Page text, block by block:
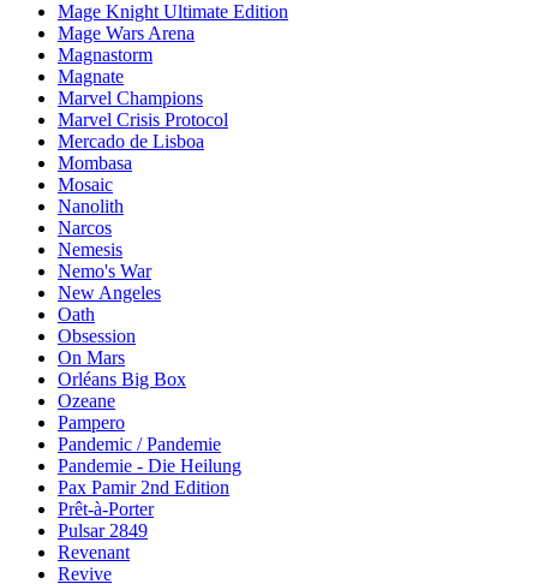
Mage Knight Ultimate Edition
Mage Wars Arena
Magnastorm
Magnate
Marvel Champions
Marvel Crisis Protocol
Mercado de Lisboa
Mombasa
Mosaic
Nanolith
Narcos
Nemesis
Nemo's War
New Angeles
Oath
Obsession
On Mars
Orléans Big Box
Ozeane
Pampero
Pandemic / Pandemie
Pandemie - Die Heilung
Pax Pamir 2nd Edition
Prêt-à-Porter
Pulsar 2849
Revenant
Revive